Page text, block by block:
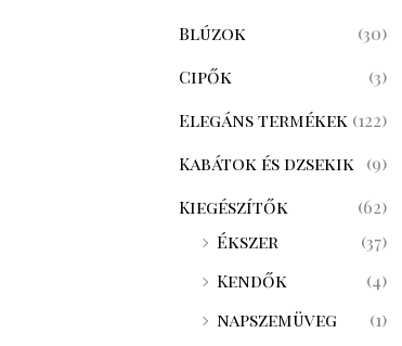
Blúzok
(30)
Cipők
(3)
Elegáns termékek (122)
Kabátok és dzsekik
(9)
Kiegészítők
(62)
Ékszer
(37)
Kendők
(4)
napszemüveg
(1)